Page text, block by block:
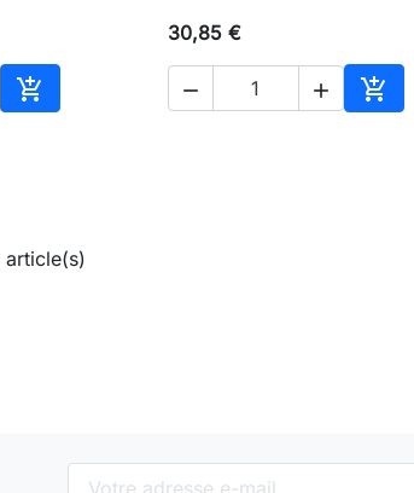

Ajouter au panier
30,85 €
  
article(s)